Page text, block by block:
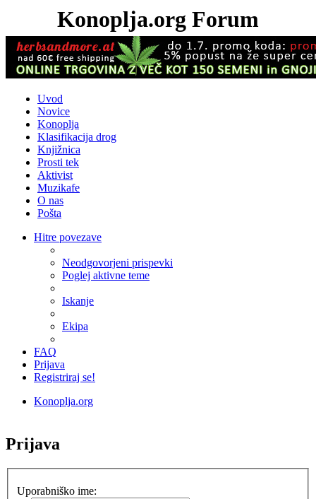
Konoplja.org Forum
Uvod
Novice
Konoplja
Klasifikacija drog
Knjižnica
Prosti tek
Aktivist
Muzikafe
O nas
Pošta
Hitre povezave
Neodgovorjeni prispevki
Poglej aktivne teme
Iskanje
Ekipa
FAQ
Prijava
Registriraj se!
Konoplja.org
Prijava
Uporabniško ime: